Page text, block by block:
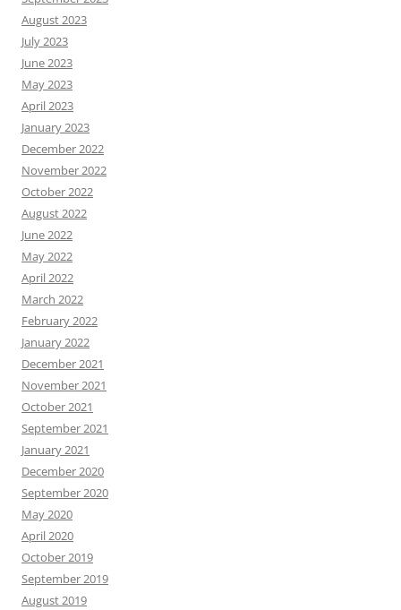
August 2023
July 2023
June 2023
May 2023
April 2023
January 2023
December 2022
November 2022
October 2022
August 2022
June 2022
May 2022
April 2022
March 2022
February 2022
January 2022
December 2021
November 2021
October 2021
September 2021
January 2021
December 2020
September 2020
May 2020
April 2020
October 2019
September 2019
August 2019